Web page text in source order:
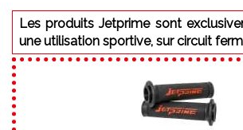
Les produits Jetprime sont
une utilisation sportive, sur circuit